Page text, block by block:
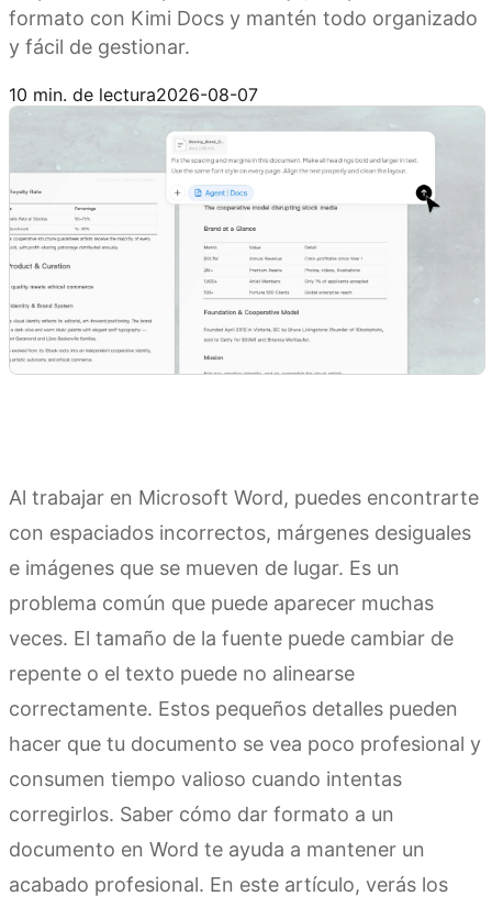
formato con Kimi Docs y mantén todo organizado
y fácil de gestionar.
10 min. de lectura2026-08-07
Al trabajar en Microsoft Word, puedes encontrarte
con espaciados incorrectos, márgenes desiguales
e imágenes que se mueven de lugar. Es un
problema común que puede aparecer muchas
veces. El tamaño de la fuente puede cambiar de
repente o el texto puede no alinearse
correctamente. Estos pequeños detalles pueden
hacer que tu documento se vea poco profesional y
consumen tiempo valioso cuando intentas
corregirlos. Saber cómo dar formato a un
documento en Word te ayuda a mantener un
acabado profesional. En este artículo, verás los